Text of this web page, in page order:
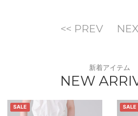
<< PREV
新着アイテム
NEW
SALE SALE